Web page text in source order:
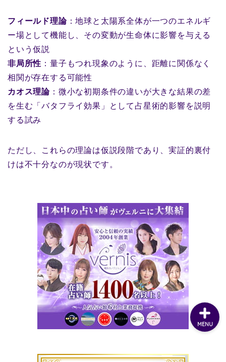
フィールド理論：地球と太陽系全体が一つのエネルギ
ー場として機能し、その変動が生命体に影響を与える
という仮説
非局所性 ：量子もつれ現象のように、距離に関係なく
相関が存在する可能性
カオス理論 ：微小な初期条件の違いが大きな結果の差
を生む「バタフライ効果」として占星術的影響を説明
する試み
ただし、これらの理論は仮説段階であり、実証的裏付
けは不十分なのが現状です。
MENU